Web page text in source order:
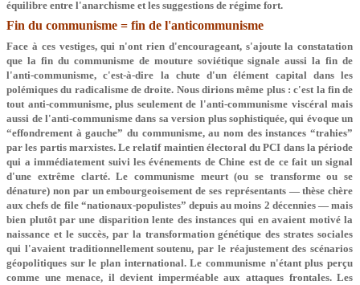
équilibre entre l'anarchisme et les suggestions de régime fort.
Fin du communisme = fin de l'anticommunisme
Face à ces vestiges, qui n'ont rien d'encourageant, s'ajoute la constatation
que la fin du communisme de mouture soviétique signale aussi la fin de
l'anti-communisme, c'est-à-dire la chute d'un élément capital dans les
polémiques du radicalisme de droite. Nous dirions même plus : c'est la fin de
tout anti-communisme, plus seulement de l'anti-communisme viscéral mais
aussi de l'anti-communisme dans sa version plus sophistiquée, qui évoque un
“effondrement à gauche” du communisme, au nom des instances “trahies”
par les partis marxistes. Le relatif maintien électoral du PCI dans la période
qui a immédiatement suivi les événements de Chine est de ce fait un signal
d'une extrême clarté. Le communisme meurt (ou se transforme ou se
dénature) non par un embourgeoisement de ses représentants — thèse chère
aux chefs de file “nationaux-populistes” depuis au moins 2 décennies — mais
bien plutôt par une disparition lente des instances qui en avaient motivé la
naissance et le succès, par la transformation génétique des strates sociales
qui l'avaient traditionnellement soutenu, par le réajustement des scénarios
géopolitiques sur le plan international. Le communisme n'étant plus perçu
comme une menace, il devient imperméable aux attaques frontales. Les